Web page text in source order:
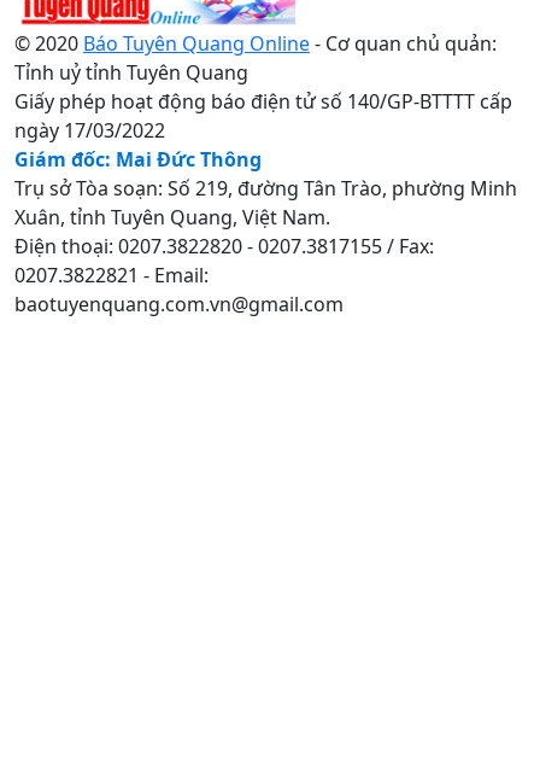
© 2020 Báo Tuyên Quang Online- Cơ quan chủ quản:
Tỉnh uỷ tỉnh Tuyên Quang
Giấy phép hoạt động báo điện tử số 140/GP-BTTTT cấp
ngày 17/03/2022
Giám đốc: Mai Đức Thông
Trụ sở Tòa soạn: Số 219, đường Tân Trào, phường Minh
Xuân, tỉnh Tuyên Quang, Việt Nam.
Điện thoại: 0207.3822820 - 0207.3817155 / Fax:
0207.3822821 - Email:
baotuyenquang.com.vn@gmail.com